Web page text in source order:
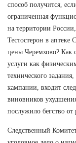
способ получится,
ограниченная
на территории
Тестостерон в
цены Черемхово? Как
услуги как
технического
кампании, входит
виновников
послужило бегство от
Следственный